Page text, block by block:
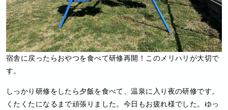
宿舎に戻ったらおやつを食べて研修再開！このメリハリが大切で
す。
しっかり研修をしたら夕飯を食べて、温泉に入り夜の研修です。
くたくたになるまで頑張りました。今日もお疲れ様でした。ゆっ